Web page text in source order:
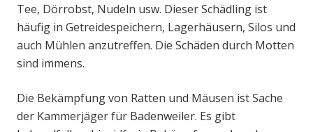
Tee, Dörrobst, Nudeln usw. Dieser Schädling ist
häufig in Getreidespeichern, Lagerhäusern, Silos und
auch Mühlen anzutreffen. Die Schäden durch Motten
sind immens.
Die Bekämpfung von Ratten und Mäusen ist Sache
der Kammerjäger für Badenweiler. Es gibt